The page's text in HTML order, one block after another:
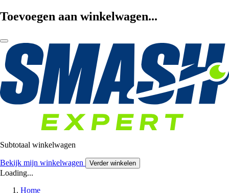
Toevoegen aan winkelwagen...
Subtotaal winkelwagen
Bekijk mijn winkelwagen Verder winkelen
Loading...
Home